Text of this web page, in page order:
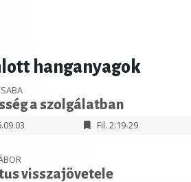
hanganyagok
a szolgálatban
Fil. 2:19-29
visszajövetele